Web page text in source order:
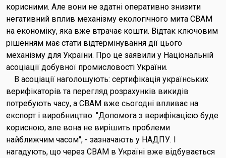
корисними. Але вони не здатні оперативно знизити
негативний вплив механізму екологічного мита CBAM
на економіку, яка вже втрачає кошти. Відтак ключовим
рішенням має стати відтермінування дії цього
механізму для України. Про це заявили у Національній
асоціації добувної промисловості України.
В асоціації наголошують: сертифікація українських
верифікаторів та перегляд розрахунків викидів
потребують часу, а CBAM вже сьогодні впливає на
експорт і виробництво. "Допомога з верифікацією буде
корисною, але вона не вирішить проблеми
найближчим часом", - зазначають у НАДПУ. І
нагадують, що через СВАМ в Україні вже відбувається